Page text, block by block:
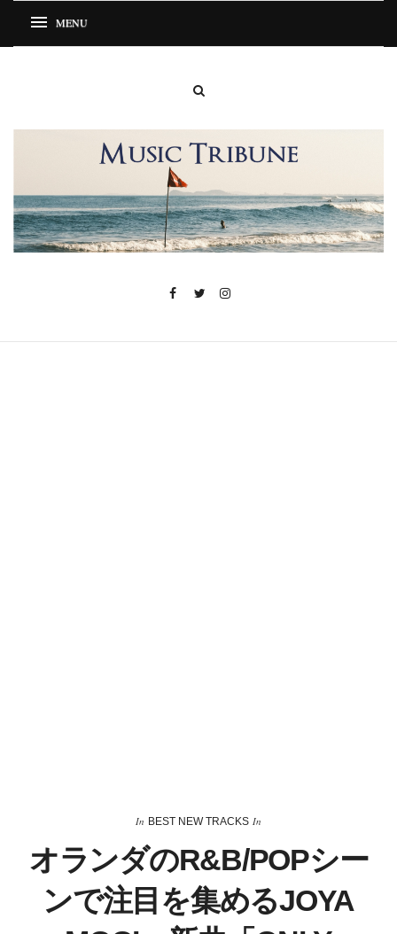
In BEST NEW TRACKS In
オランダのR&B/POPシー
ンで注目を集めるJOYA